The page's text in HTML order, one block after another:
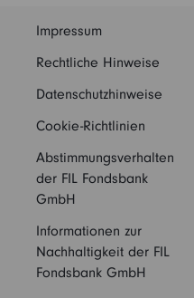
Impressum
Rechtliche Hinweise
Datenschutzhinweise
Cookie-Richtlinien
Abstimmungsverhalten
der FIL Fondsbank
GmbH
Informationen zur
Nachhaltigkeit der FIL
Fondsbank GmbH